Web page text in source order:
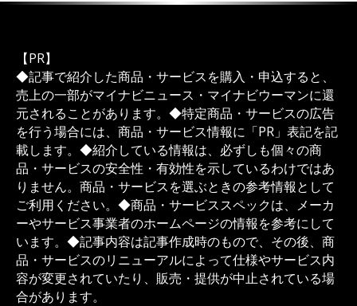
【PR】
◆記事で紹介した商品・サービスを購入・申込すると、
売上の一部がマイナビニュース・マイナビウーマンに還
元されることがあります。◆特定商品・サービスの広告
を行う場合には、商品・サービス情報に「PR」表記を記
載します。◆紹介している情報は、必ずしも個々の商
品・サービスの安全性・有効性を示しているわけではあ
りません。商品・サービスを選ぶときの参考情報として
ご利用ください。◆商品・サービススペックは、メーカ
ーやサービス事業者のホームページの情報を参考にして
います。◆記事内容は記事作成時のもので、その後、商
品・サービスのリニューアルによって仕様やサービス内
容が変更されていたり、販売・提供が中止されている場
合があります。